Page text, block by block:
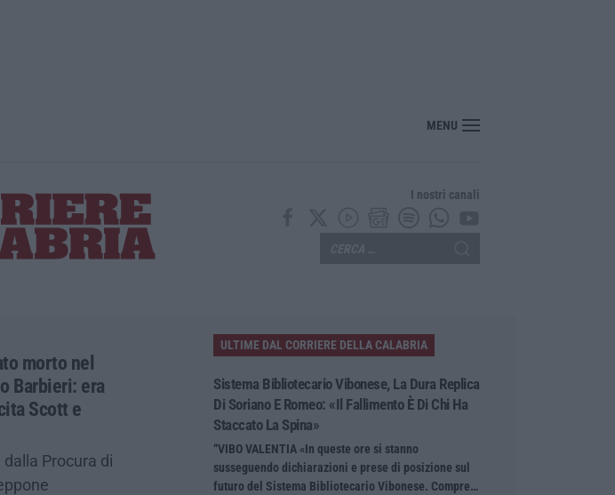
La rivista “America Journals” celebra lo stilista Anton Giulio Grande
MENU
I nostri canali
morto nel
Barbieri: era
Scott e
dalla Procura di
ULTIME DAL CORRIERE DELLA CALABRIA
Sistema Bibliotecario Vibonese, La Dura Replica
Di Soriano E Romeo: «Il Fallimento È Di Chi Ha
Staccato La Spina»
“VIBO VALENTIA «In queste ore si stanno
susseguendo dichiarazioni e prese di posizione sul
futuro del Sistema Bibliotecario Vibonese. Compre…